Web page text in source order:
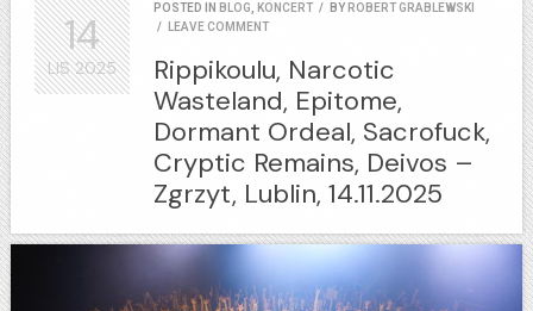
POSTED IN BLOG, KONCERT / BY ROBERT GRABLEWSKI
/
LEAVE COMMENT
Rippikoulu, Narcotic
Wasteland, Epitome,
Dormant Ordeal, Sacrofuck,
Cryptic Remains, Deivos –
Zgrzyt, Lublin, 14.11.2025
14
LIS2025